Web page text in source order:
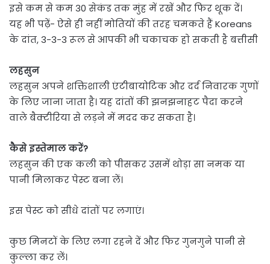
इसे कम से कम 30 सेकंड तक मुंह में रखें और फिर थूक दें।
यह भी पढ़ें- ऐसे ही नहीं मोत‍ियों की तरह चमकते हैं Koreans
के दांत, 3-3-3 रूल से आपकी भी चकाचक हाे सकती है बत्तीसी
लहसुन
लहसुन अपने शक्तिशाली एंटीबायोटिक और दर्द निवारक गुणों
के लिए जाना जाता है। यह दांतों की झनझनाहट पैदा करने
वाले बैक्टीरिया से लड़ने में मदद कर सकता है।
कैसे इस्तेमाल करें?
लहसुन की एक कली को पीसकर उसमें थोड़ा सा नमक या
पानी मिलाकर पेस्ट बना लें।
इस पेस्ट को सीधे दांतों पर लगाएं।
कुछ मिनटों के लिए लगा रहने दें और फिर गुनगुने पानी से
कुल्ला कर लें।